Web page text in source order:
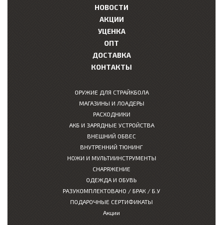
НОВОСТИ
АКЦИИ
УЦЕНКА
ОПТ
ДОСТАВКА
КОНТАКТЫ
ОРУЖИЕ ДЛЯ СТРАЙКБОЛА
МАГАЗИНЫ И ЛОАДЕРЫ
РАСХОДНИКИ
АКБ И ЗАРЯДНЫЕ УСТРОЙСТВА
ВНЕШНИЙ ОБВЕС
ВНУТРЕННИЙ ТЮНИНГ
НОЖИ И МУЛЬТИИНСТРУМЕНТЫ
СНАРЯЖЕНИЕ
ОДЕЖДА И ОБУВЬ
РАЗУКОМПЛЕКТОВАНО / БРАК / Б.У
ПОДАРОЧНЫЕ СЕРТИФИКАТЫ
Акции